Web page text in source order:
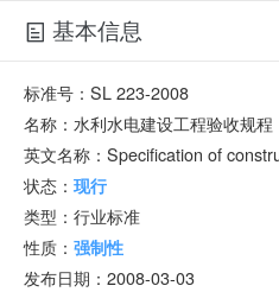
基本信息
标准号： SL 223-2008
名称： 水利水电建设工程验收规程
英文名称： Specification of construction
状态： 现行
类型： 行业标准
性质： 强制性
发布日期： 2008-03-03